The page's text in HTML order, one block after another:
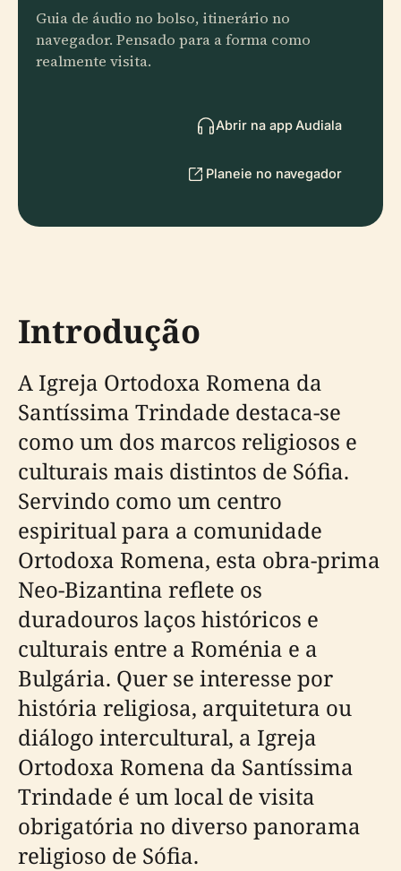
Guia de áudio no bolso, itinerário no
navegador. Pensado para a forma como
realmente visita.
Abrir na app Audiala
Planeie no navegador
Introdução
A Igreja Ortodoxa Romena da
Santíssima Trindade destaca-se
como um dos marcos religiosos e
culturais mais distintos de Sófia.
Servindo como um centro
espiritual para a comunidade
Ortodoxa Romena, esta obra-prima
Neo-Bizantina reflete os
duradouros laços históricos e
culturais entre a Roménia e a
Bulgária. Quer se interesse por
história religiosa, arquitetura ou
diálogo intercultural, a Igreja
Ortodoxa Romena da Santíssima
Trindade é um local de visita
obrigatória no diverso panorama
religioso de Sófia.